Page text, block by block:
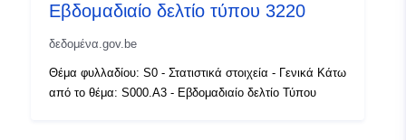
Χωρικός: Συντεταγμένες: [ [ 2.54,
51.51 ] ]
Εβδομαδιαίο δελτίο τύπου 3220
δεδομένα.gov.be
Θέμα φυλλαδίου: S0 - Στατιστικά στοιχεία - Γενικά Κάτω
από το θέμα: S000.A3 - Εβδομαδιαίο δελτίο Τύπου